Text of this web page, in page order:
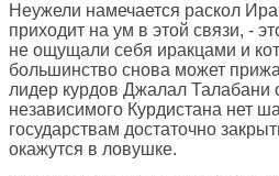
Неужели намечается раскол
приходит на ум в этой связи, -
не ощущали себя иракцами и
большинство снова может
лидер курдов Джалал Талабани
независимого Курдистана нет
государствам достаточно
окажутся в ловушке.